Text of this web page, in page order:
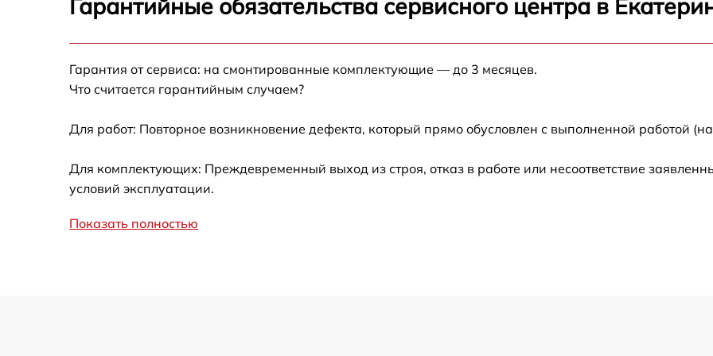
Замена электросхемы Fagor 3CFH-100 от 60 мин
3CFH-100
от 60 мин
Ремонт датчика морозильного отделения
Гарантийные обязательства сервисного центра в
Гарантия от сервиса: на смонтированные комплектующие — до 3 месяцев.
Что считается гарантийным случаем?
Для работ: Повторное возникновение дефекта, который прямо обусловлен с выполненной работой
Для комплектующих: Преждевременный выход из строя, отказ в работе или несоответствие
условий эксплуатации.
Показать полностью